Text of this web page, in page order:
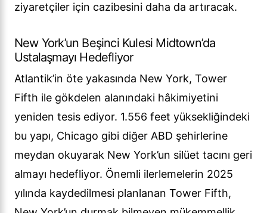
ziyaretçiler için cazibesini daha da artıracak.
New York’un Beşinci Kulesi Midtown’da
Ustalaşmayı Hedefliyor
Atlantik’in öte yakasında New York, Tower
Fifth ile gökdelen alanındaki hâkimiyetini
yeniden tesis ediyor. 1.556 feet yüksekliğindeki
bu yapı, Chicago gibi diğer ABD şehirlerine
meydan okuyarak New York’un silüet tacını geri
almayı hedefliyor. Önemli ilerlemelerin 2025
yılında kaydedilmesi planlanan Tower Fifth,